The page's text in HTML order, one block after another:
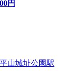
円
山城址公園駅